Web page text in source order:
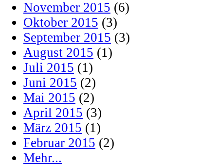
November 2015 (6)
Oktober 2015 (3)
September 2015 (3)
August 2015 (1)
Juli 2015 (1)
Juni 2015 (2)
Mai 2015 (2)
April 2015 (3)
März 2015 (1)
Februar 2015 (2)
Mehr...